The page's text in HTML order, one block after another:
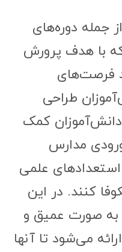
از جمله دوره‌های
با هدف پرورش
فرصت‌های
طراحی
کمک
مدارس
علمی
کنند. در این
به صورت عمیق و
می‌شود تا آنها